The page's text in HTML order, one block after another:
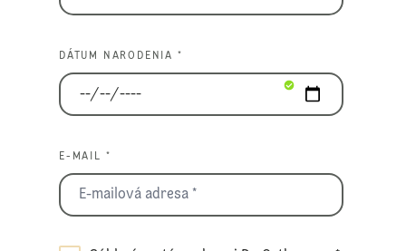
DÁTUM NARODENIA *
E-MAIL *